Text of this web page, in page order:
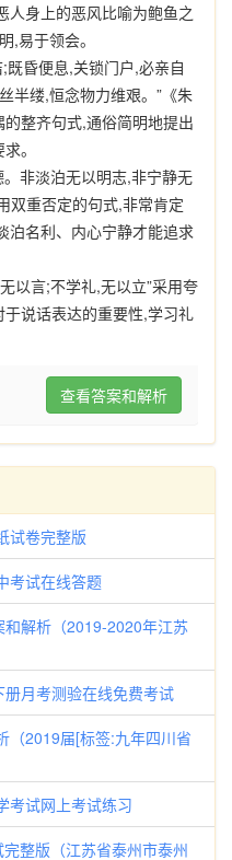
人身上的恶风比喻为鲍鱼之
,易于领会。
;既昏便息,关锁门户,必亲自
半缕,恒念物力维艰。 ” 《朱
的整齐句式,通俗简明地提出
。
非淡泊无以明志,非宁静无
双重否定的句式,非常肯定
泊名利、内心宁静才能追求
无以言;不学礼,无以立”采用夸
说话表达的重要性,学习礼
查看答案和解析
试卷完整版
考试在线答题
解析（2019-2020年江苏
月考测验在线免费考试
（2019届[标签:九年四川省
考试网上考试练习
整版（江苏省泰州市泰州